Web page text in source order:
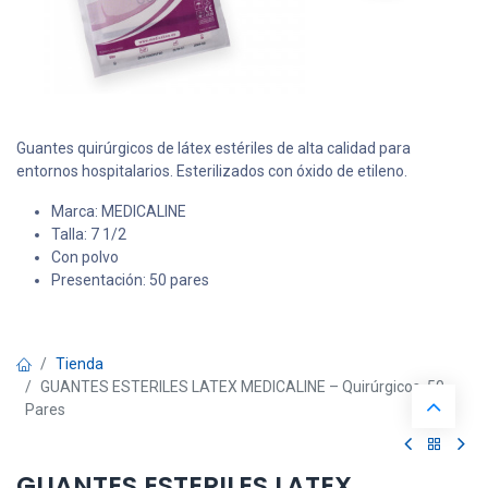
Guantes quirúrgicos de látex estériles de alta calidad para
entornos hospitalarios. Esterilizados con óxido de etileno.
Marca: MEDICALINE
Talla: 7 1/2
Con polvo
Presentación: 50 pares
Tienda
GUANTES ESTERILES LATEX MEDICALINE – Quirúrgicos, 50
Pares